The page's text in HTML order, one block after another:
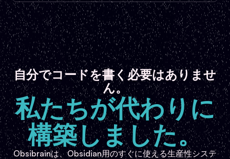
自分でコードを書く必要はありませ
ん。
私たちが代わりに
構築しました。
Obsibrainは、Obsidian用のすぐに使える生産性システ